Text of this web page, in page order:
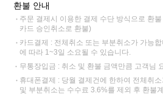
환불 안내
주문 결제시 이용한 결제 수단 방식으로 환
카드 승인취소로 환불)
카드결제 : 전체취소 또는 부분취소가 가능
에 따라 1~3일 소요될 수 있습니다.
무통장입금 : 취소 및 환불 금액만큼 고객님
휴대폰결제 : 당월 결제건에 한하여 전체취
및 부분취소는 수수료 3.6%를 제외 후 환불